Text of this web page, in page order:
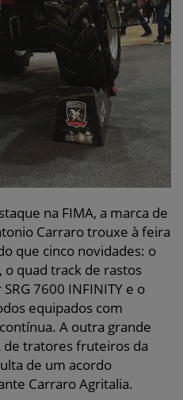
na FIMA, a marca de
Carraro trouxe à feira
que cinco novidades: o
o quad track de rastos
7600 INFINITY e o
equipados com
A outra grande
de tratores fruteiros da
de um acordo
Carraro Agritalia.